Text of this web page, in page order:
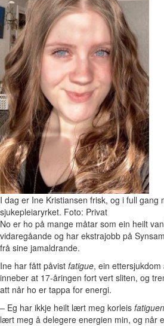
I dag er Ine Kristiansen frisk, og i full gang
sjukepleiaryrket. Foto: Privat
No er ho på mange måtar som ein heilt
vidaregåande og har ekstrajobb på
frå sine jamaldrande.
Ine har fått påvist fatigue, ein
inneber at 17-åringen fort vert sliten, og
att når ho er tappa for energi.
– Eg har ikkje heilt lært meg korleis fatiguen
lært meg å delegere energien min, og når